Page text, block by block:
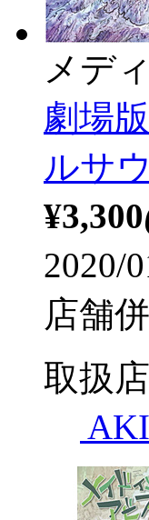
メデ
劇場
ルサ
¥3,300
2020/
店舗
取扱